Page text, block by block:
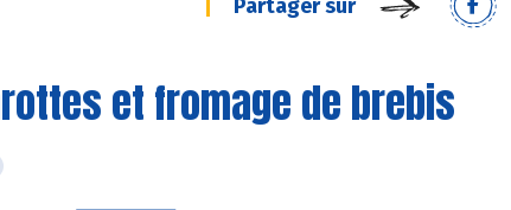
Partager sur
et fromage de brebis